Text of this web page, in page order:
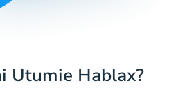
Utumie Hablax?